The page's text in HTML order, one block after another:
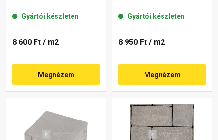
Gyártói készleten
8 600 Ft / m2
Megnézem
Gyártói készleten
8 950 Ft / m2
Megnézem